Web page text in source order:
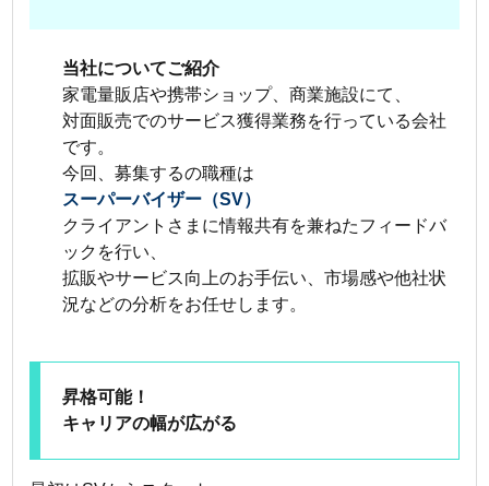
当社についてご紹介
家電量販店や携帯ショップ、商業施設にて、
対面販売でのサービス獲得業務を行っている会社
です。
今回、募集するの職種は
スーパーバイザー（SV）
クライアントさまに情報共有を兼ねたフィードバ
ックを行い、
拡販やサービス向上のお手伝い、市場感や他社状
況などの分析をお任せします。
昇格可能！
キャリアの幅が広がる